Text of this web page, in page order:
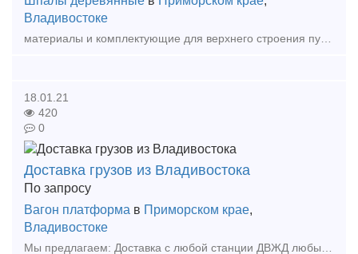
Владивостоке
материалы и комплектующие для верхнего строения путей (ВСП) -шпала пропитанная деревянная новая, 1, 2 тип, хвойных пород; · -пропитанный переводной брус А-3, А-4; · Обращайтесь и мы ответим на все ва
18.01.21
420
0
Доставка грузов из Владивостока
По запросу
Вагон платформа в Приморском крае,
Владивостоке